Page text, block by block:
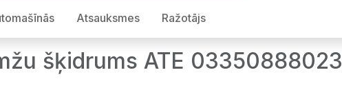
Atsauksmes Ražotājs
šķidrums ATE 03350888023